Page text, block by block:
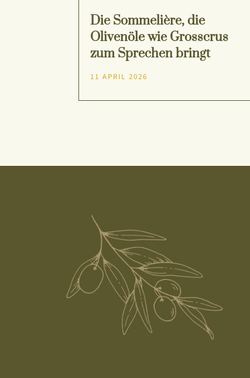
Die Sommelière, die
Olivenöle wie Grosscrus
zum Sprechen bringt
11 APRIL 2026